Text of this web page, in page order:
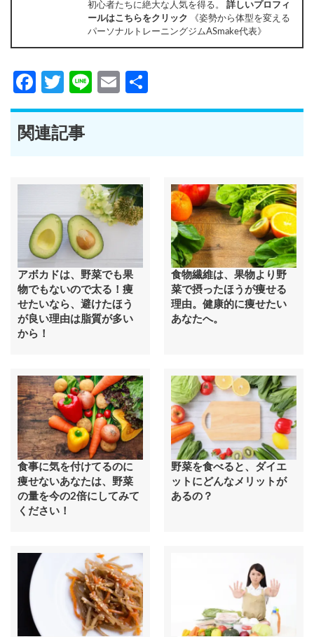
初心者たちに絶大な人気を得る。 詳しいプロフィ
ールはこちらをクリック 《姿勢から体型を変える
パーソナルトレーニングジムASmake代表》
Facebook
Twitter
LineEmail
有
関連記事
アボカドは、野菜でも果
物でもないので太る！痩
せたいなら、避けたほう
が良い理由は脂質が多い
から！
食物繊維は、果物より野
菜で摂ったほうが痩せる
理由。健康的に痩せたい
あなたへ。
食事に気を付けてるのに
痩せないあなたは、野菜
の量を今の2倍にしてみて
ください！
野菜を食べると、ダイエ
ットにどんなメリットが
あるの？